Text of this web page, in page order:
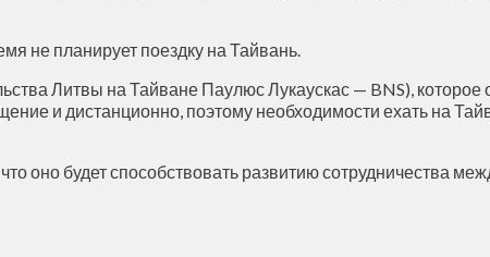
не планирует поездку на Тайвань.
Литвы на Тайване Паулюс Лукаускас — BNS), которое
и дистанционно, поэтому необходимости ехать на
оно будет способствовать развитию сотрудничества